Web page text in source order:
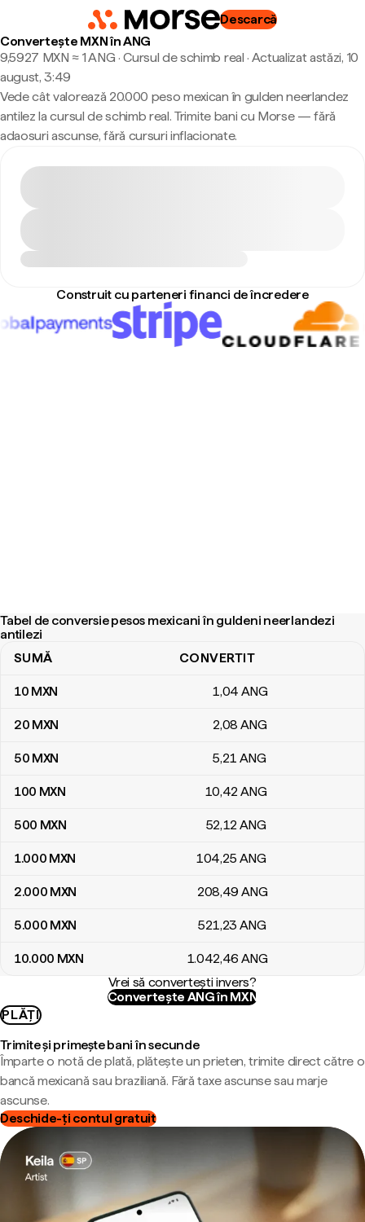
Descarcă
Convertește MXN în ANG
9,5927 MXN ≈ 1 ANG · Cursul de schimb real · Actualizat astăzi, 10
august, 3:49
Vede cât valorează 20.000 peso mexican în gulden neerlandez
antilez la cursul de schimb real. Trimite bani cu Morse — fără
adaosuri ascunse, fără cursuri inflacionate.
Construit cu parteneri financi de încredere
Tabel de conversie pesos mexicani în guldeni neerlandezi
antilezi
Tabel de conversie pesos mexicani în guldeni neerlandezi antilezi
SUMĂ CONVERTIT
10 MXN 1,04 ANG
20 MXN 2,08 ANG
50 MXN 5,21 ANG
100 MXN 10,42ANG
500 MXN 52,12ANG
1.000 MXN 104,25 ANG
2.000 MXN 208,49 ANG
5.000 MXN 521,23 ANG
10.000 MXN 1.042,46 ANG
Vrei să convertești invers?
Convertește ANG în MXN
PLĂȚI
Trimite și primește bani în secunde
Împarte o notă de plată, plătește un prieten, trimite direct către o
bancă mexicană sau braziliană. Fără taxe ascunse sau marje
ascunse.
Deschide-ți contul gratuit